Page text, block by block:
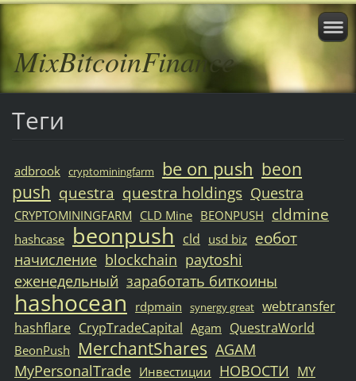
MixBitcoinFinance
Теги
adbrook cryptominingfarm be on push beon
push questra questra holdings Questra
CRYPTOMININGFARM CLD Mine BEONPUSH cldmine
hashcase beonpush cld usd biz еобот
начисление blockchain paytoshi
еженедельный заработать биткоины
hashocean rdpmain synergy great webtransfer
hashflare CrypTradeCapital Agam QuestraWorld
BeonPush MerchantShares AGAM
MyPersonalTrade Инвестиции НОВОСТИ MY